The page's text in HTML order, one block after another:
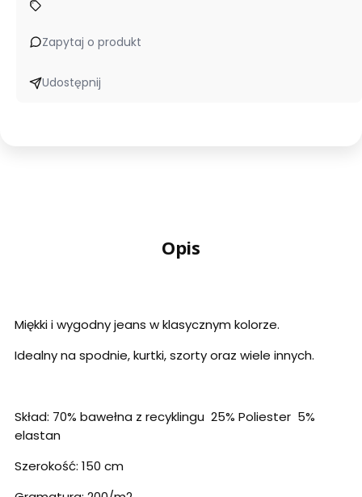
Zapytaj o produkt
Udostępnij
Opis
Miękki i wygodny jeans w klasycznym kolorze.
Idealny na spodnie, kurtki, szorty oraz wiele innych.
Skład: 70% bawełna z recyklingu 25% Poliester 5%
elastan
Szerokość: 150 cm